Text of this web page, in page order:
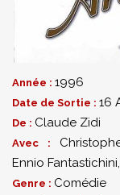
Année : 1996
Date de Sortie : 16
De : Claude Zidi
Avec :
Ennio Fantastichini,
Genre : Comédie